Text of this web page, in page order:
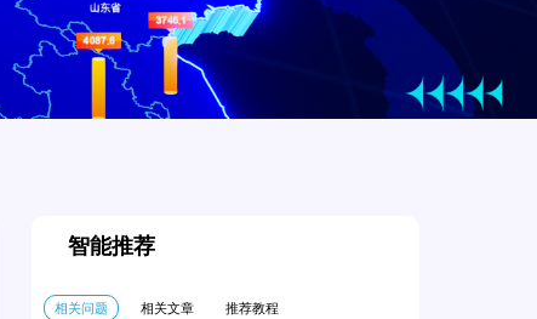
智能推荐
相关问题 相关文章 推荐教程